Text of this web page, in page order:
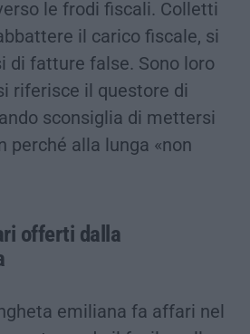
le frodi fiscali. Colletti
il carico fiscale, si
di fatture false. Sono loro
riferisce il questore di
sconsiglia di mettersi
perché alla lunga «non
offerti dalla
emiliana fa affari nel